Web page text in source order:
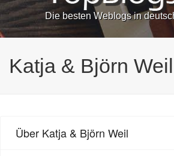
Die besten Weblogs in
Katja & Björn Weil
Über Katja & Björn Weil